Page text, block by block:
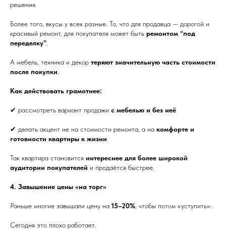
решения.
Более того, вкусы у всех разные. То, что для продавца — дорогой и
красивый ремонт, для покупателя может быть ремонтом “под
переделку”.
А мебель, техника и декор теряют значительную часть стоимости
после покупки.
Как действовать грамотнее:
✔ рассмотреть вариант продажи с мебелью и без неё
✔ делать акцент не на стоимости ремонта, а на комфорте и
готовности квартиры к жизни
Так квартира становится интереснее для более широкой
аудитории покупателей и продаётся быстрее.
4. Завышение цены «на торг»
Раньше многие завышали цену на 15–20%, чтобы потом «уступить».
Сегодня это плохо работает.